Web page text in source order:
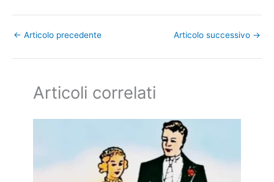
← Articolo precedente Articolo successivo →
Articoli correlati